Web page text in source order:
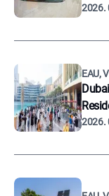
2026.
EAU,
2026.